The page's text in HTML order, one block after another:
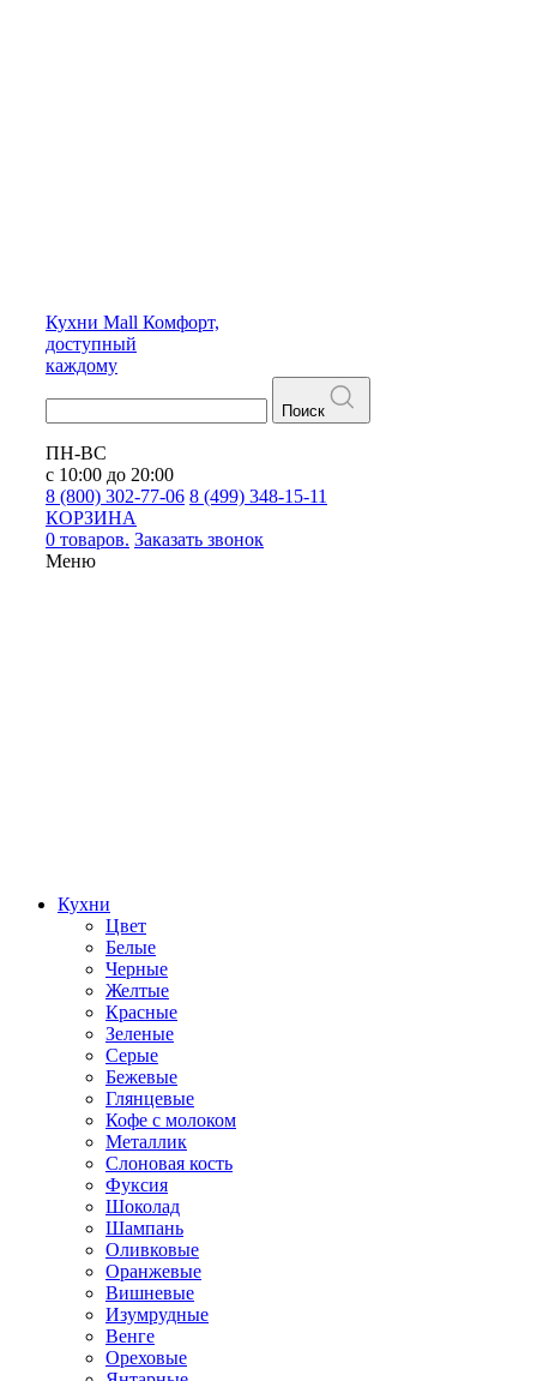
Кухни Mall Комфорт,
доступный
каждому
Поиск
ПН-ВС
с 10:00 до 20:00
8 (800) 302-77-06 8 (499) 348-15-11
КОРЗИНА
0 товаров. Заказать звонок
Меню
Кухни
Цвет
Белые
Черные
Желтые
Красные
Зеленые
Серые
Бежевые
Глянцевые
Кофе с молоком
Металлик
Слоновая кость
Фуксия
Шоколад
Шампань
Оливковые
Оранжевые
Вишневые
Изумрудные
Венге
Ореховые